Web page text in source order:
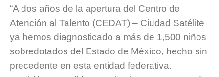
“A dos años de la apertura del Centro de
Atención al Talento (CEDAT) – Ciudad Satélite
ya hemos diagnosticado a más de 1,500 niños
sobredotados del Estado de México, hecho sin
precedente en esta entidad federativa.